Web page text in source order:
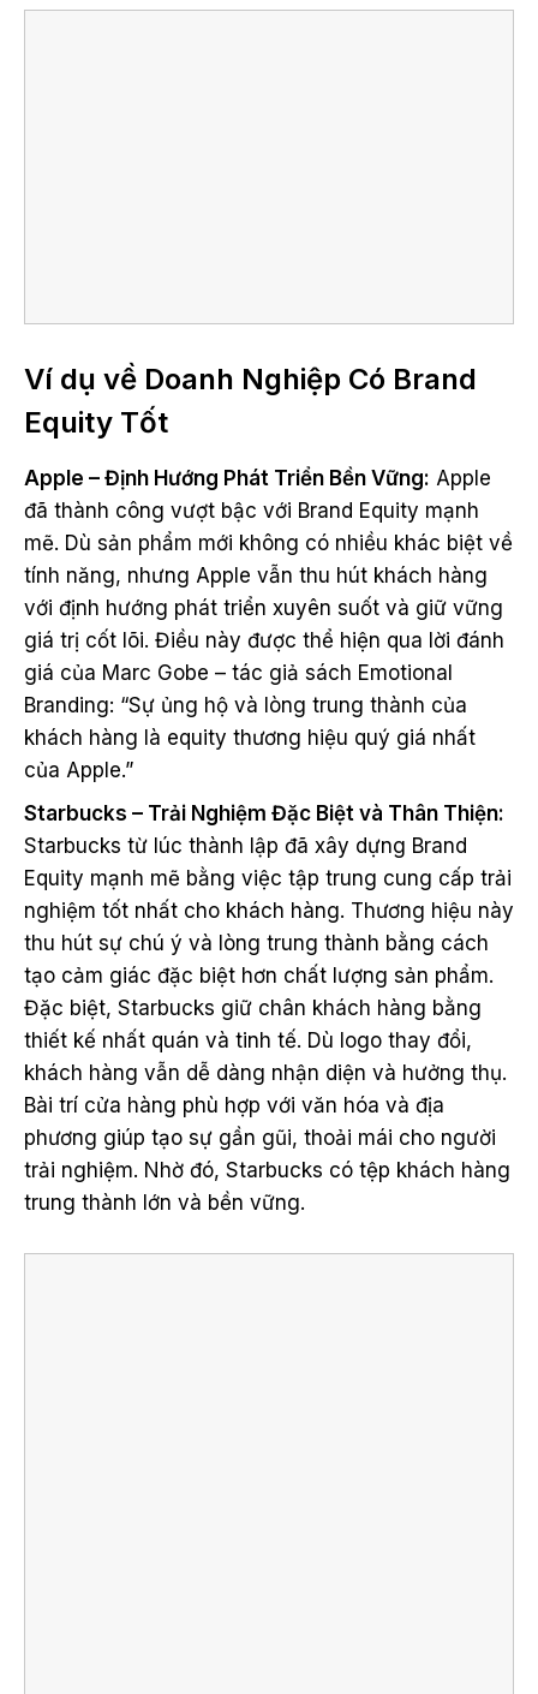
Ví dụ về Doanh Nghiệp Có Brand
Equity Tốt
Apple – Định Hướng Phát Triển Bền Vững: Apple
đã thành công vượt bậc với Brand Equity mạnh
mẽ. Dù sản phẩm mới không có nhiều khác biệt về
tính năng, nhưng Apple vẫn thu hút khách hàng
với định hướng phát triển xuyên suốt và giữ vững
giá trị cốt lõi. Điều này được thể hiện qua lời đánh
giá của Marc Gobe – tác giả sách Emotional
Branding: “Sự ủng hộ và lòng trung thành của
khách hàng là equity thương hiệu quý giá nhất
của Apple.”
Starbucks – Trải Nghiệm Đặc Biệt và Thân Thiện:
Starbucks từ lúc thành lập đã xây dựng Brand
Equity mạnh mẽ bằng việc tập trung cung cấp trải
nghiệm tốt nhất cho khách hàng. Thương hiệu này
thu hút sự chú ý và lòng trung thành bằng cách
tạo cảm giác đặc biệt hơn chất lượng sản phẩm.
Đặc biệt, Starbucks giữ chân khách hàng bằng
thiết kế nhất quán và tinh tế. Dù logo thay đổi,
khách hàng vẫn dễ dàng nhận diện và hưởng thụ.
Bài trí cửa hàng phù hợp với văn hóa và địa
phương giúp tạo sự gần gũi, thoải mái cho người
trải nghiệm. Nhờ đó, Starbucks có tệp khách hàng
trung thành lớn và bền vững.